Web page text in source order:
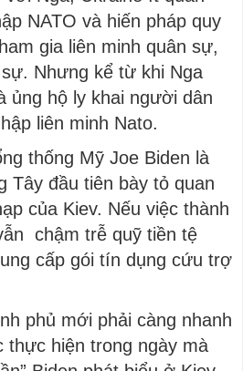
NATO và hiến pháp quy
gia liên minh quân sự,
Nhưng kể từ khi Nga
ủng hộ ly khai người dân
liên minh Nato.
thống Mỹ Joe Biden là
Tây đầu tiên bày tỏ quan
của Kiev. Nếu việc thành
chậm trễ quỹ tiền tệ
cấp gói tín dụng cứu trợ
phủ mới phải càng nhanh
thực hiện trong ngày mà